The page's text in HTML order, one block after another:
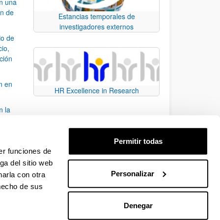
funciones de
del sitio web
con otra
de sus
Permitir todas
Personalizar
Denegar
de
de
en
la
desplazarse.
Estancias temporales de
investigadores externos
HR Excellence in Research